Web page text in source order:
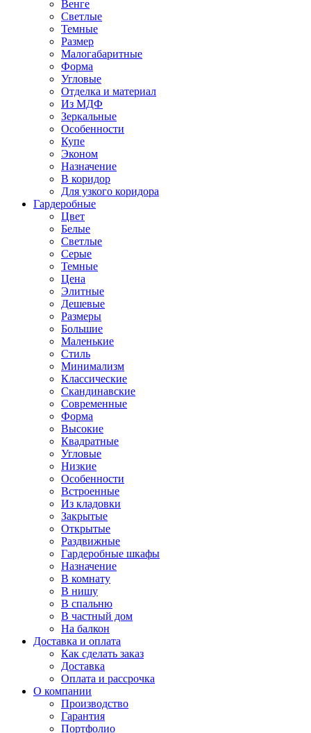
Венге
Светлые
Темные
Размер
Малогабаритные
Форма
Угловые
Отделка и материал
Из МДФ
Зеркальные
Особенности
Купе
Эконом
Назначение
В коридор
Для узкого коридора
Гардеробные
Цвет
Белые
Светлые
Серые
Темные
Цена
Элитные
Дешевые
Размеры
Большие
Маленькие
Стиль
Минимализм
Классические
Скандинавские
Современные
Форма
Высокие
Квадратные
Угловые
Низкие
Особенности
Встроенные
Из кладовки
Закрытые
Открытые
Раздвижные
Гардеробные шкафы
Назначение
В комнату
В нишу
В спальню
В частный дом
На балкон
Доставка и оплата
Как сделать заказ
Доставка
Оплата и рассрочка
О компании
Производство
Гарантия
Портфолио